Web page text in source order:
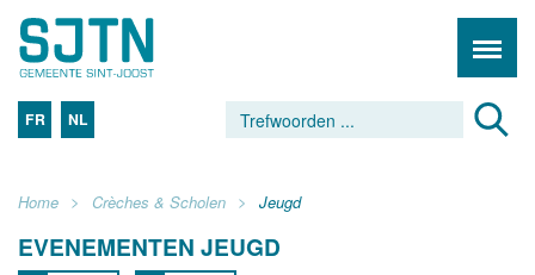
FR NL
Home Crèches & Scholen Jeugd
EVENEMENTEN JEUGD